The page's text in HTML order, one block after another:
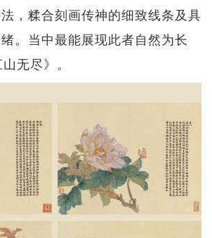
，糅合刻画传神的细致线条及具
。当中最能展现此者自然为长
无尽》。